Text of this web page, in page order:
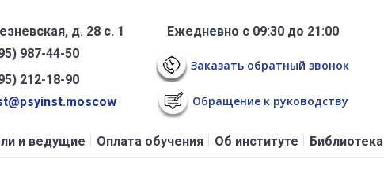
д. 28 с. 1
987-44-50
212-18-90
Ежедневно с 09:30 до 21:00
Заказать обратный звонок
Обращение к руководству
и ведущие Оплата обучения Об институте Библиотека